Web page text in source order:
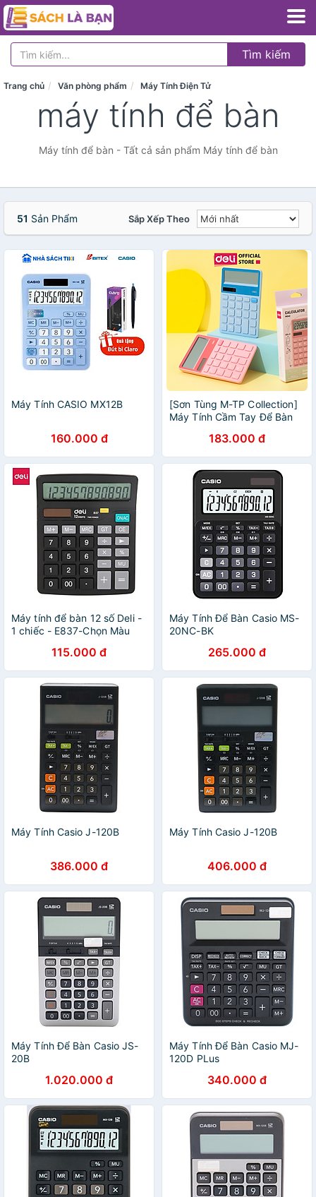
Tìm kiếm
Trang chủ Văn phòng phẩm Máy Tính Điện Tử
máy tính để bàn
Máy tính để bàn - Tất cả sản phẩm Máy tính để bàn
51 Sản Phẩm Sắp Xếp Theo
Máy Tính CASIO MX12B
160.000 đ
[Sơn Tùng M-TP Collection]
Máy Tính Cầm Tay Để Bàn
Mặt Trời Màn Hình Cao Cấp
BST Limited Giới Hạn - Phù
Hợp Học Sinh Văn Phòng -
CM042
183.000 đ
Máy tính để bàn 12 số Deli -
1 chiếc - E837-Chọn Màu
115.000 đ
Máy Tính Để Bàn Casio MS-
20NC-BK
265.000 đ
Máy Tính Casio J-120B
386.000 đ
Máy Tính Casio J-120B
406.000 đ
Máy Tính Để Bàn Casio JS-
20B
1.020.000 đ
Máy Tính Để Bàn Casio MJ-
120D PLus
340.000 đ